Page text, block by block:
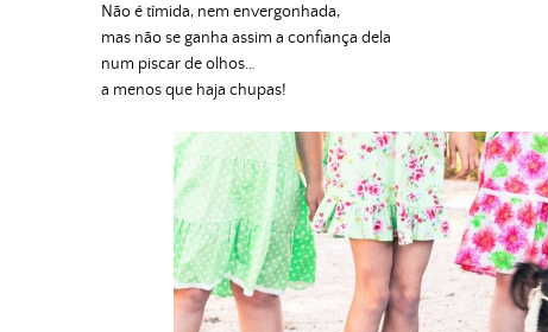
Não é tímida, nem envergonhada,
mas não se ganha assim a confiança dela
num piscar de olhos…
a menos que haja chupas!